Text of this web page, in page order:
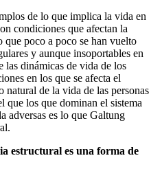
de lo que implica la vida en
condiciones que afectan la
que poco a poco se han vuelto
y aunque insoportables en
las dinámicas de vida de los
en los que se afecta el
de la vida de las personas
los que dominan el sistema
adversas es lo que Galtung
estructural es una forma de